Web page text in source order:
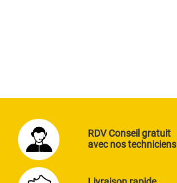
RDV Conseil gratuit
avec nos techniciens